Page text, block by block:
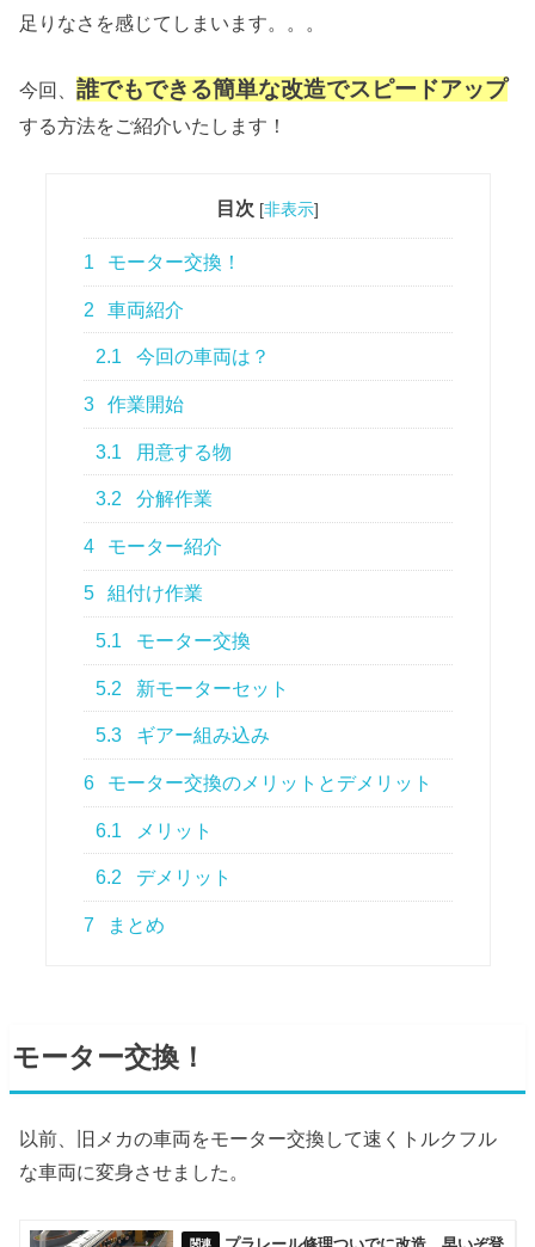
足りなさを感じてしまいます。。。
今回、誰でもできる簡単な改造でスピードアップ
する方法をご紹介いたします！
目次 [非表示]
1 モーター交換！
2 車両紹介
2.1 今回の車両は？
3 作業開始
3.1 用意する物
3.2 分解作業
4 モーター紹介
5 組付け作業
5.1 モーター交換
5.2 新モーターセット
5.3 ギアー組み込み
6 モーター交換のメリットとデメリット
6.1 メリット
6.2 デメリット
7 まとめ
モーター交換！
以前、旧メカの車両をモーター交換して速くトルクフル
な車両に変身させました。